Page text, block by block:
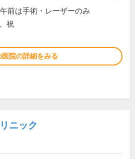
前は手術・レーザーのみ
祝
医院の詳細をみる
ニック